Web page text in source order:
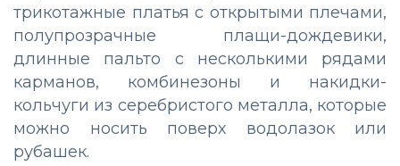
трикотажные платья с открытыми плечами,
полупрозрачные плащи-дождевики,
длинные пальто с несколькими рядами
карманов, комбинезоны и накидки-
кольчуги из серебристого металла, которые
можно носить поверх водолазок или
рубашек.